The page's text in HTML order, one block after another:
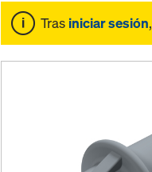
Tras iniciar sesión